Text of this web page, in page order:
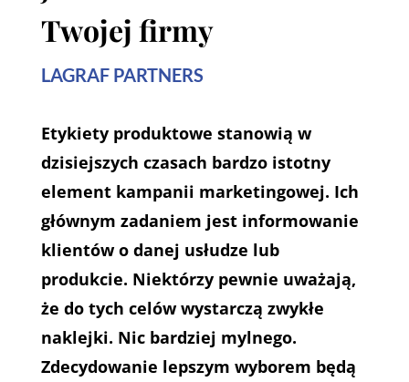
Twojej firmy
LAGRAF PARTNERS
Etykiety produktowe stanowią w
dzisiejszych czasach bardzo istotny
element kampanii marketingowej. Ich
głównym zadaniem jest informowanie
klientów o danej usłudze lub
produkcie. Niektórzy pewnie uważają,
że do tych celów wystarczą zwykłe
naklejki. Nic bardziej mylnego.
Zdecydowanie lepszym wyborem będą